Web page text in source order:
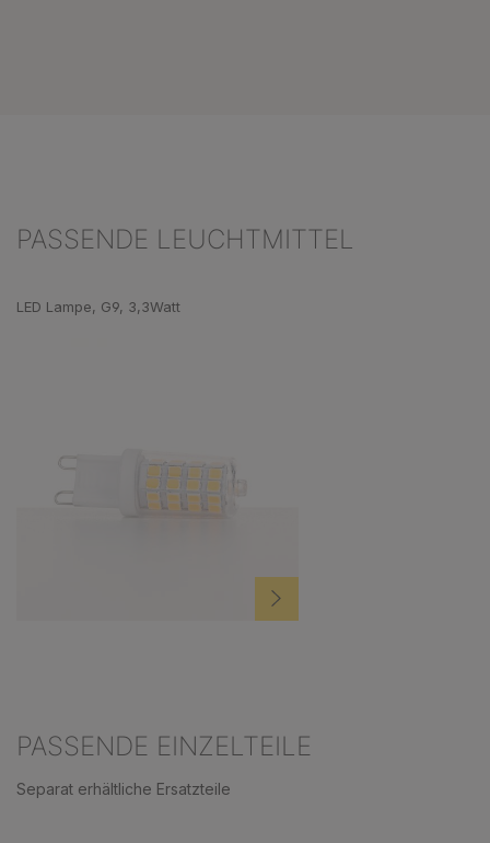
PASSENDE LEUCHTMITTEL
LED Lampe, G9, 3,3Watt
PASSENDE EINZELTEILE
Separat erhältliche Ersatzteile